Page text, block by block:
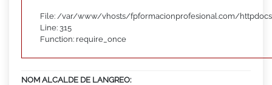
File: /var/www/vhosts/fpformacionprofesional.com/
Line: 315
Function: require_once
NOM ALCALDE DE LANGREO: